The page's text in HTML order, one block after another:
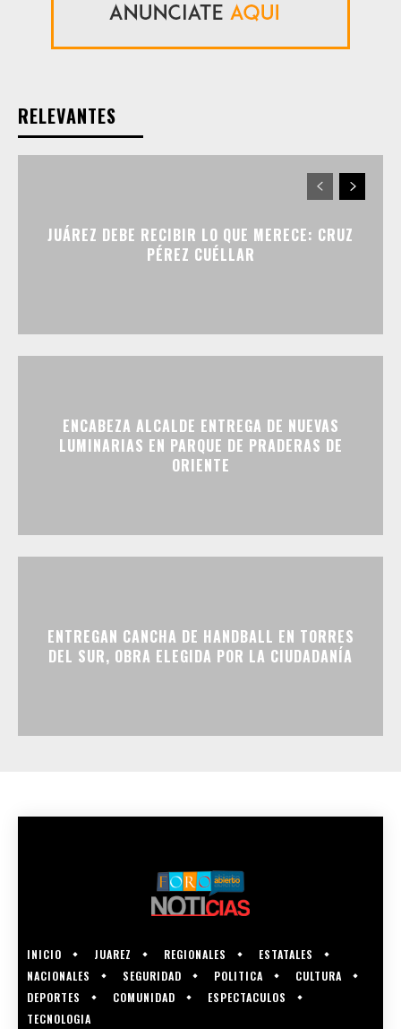
RELEVANTES
JUÁREZ DEBE RECIBIR LO QUE MERECE: CRUZ
PÉREZ CUÉLLAR
ENCABEZA ALCALDE ENTREGA DE NUEVAS
LUMINARIAS EN PARQUE DE PRADERAS DE
ORIENTE
ENTREGAN CANCHA DE HANDBALL EN TORRES
DEL SUR, OBRA ELEGIDA POR LA CIUDADANÍA
INICIO JUAREZ REGIONALES
ESTATALES
NACIONALES
SEGURIDAD POLITICA
CULTURA
DEPORTES
COMUNIDAD
ESPECTACULOS
TECNOLOGIA